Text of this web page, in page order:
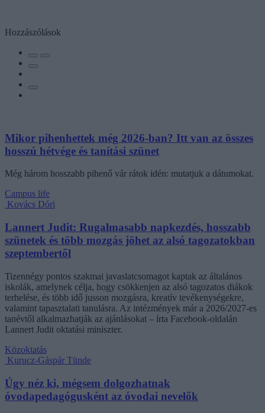
Hozzászólások
Mikor pihenhettek még 2026-ban? Itt van az összes
hosszú hétvége és tanítási szünet
Még három hosszabb pihenő vár rátok idén: mutatjuk a dátumokat.
Campus life
Kovács Dóri
Lannert Judit: Rugalmasabb napkezdés, hosszabb
szünetek és több mozgás jöhet az alsó tagozatokban
szeptembertől
Tizennégy pontos szakmai javaslatcsomagot kaptak az általános
iskolák, amelynek célja, hogy csökkenjen az alsó tagozatos diákok
terhelése, és több idő jusson mozgásra, kreatív tevékenységekre,
valamint tapasztalati tanulásra. Az intézmények már a 2026/2027-es
tanévtől alkalmazhatják az ajánlásokat – írta Facebook-oldalán
Lannert Judit oktatási miniszter.
Közoktatás
Kurucz-Gáspár Tünde
Úgy néz ki, mégsem dolgozhatnak
óvodapedagógusként az óvodai nevelők